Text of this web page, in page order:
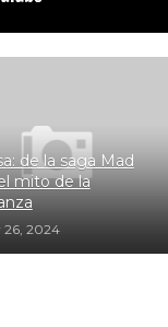
de la saga Mad
mito de la
26, 2024